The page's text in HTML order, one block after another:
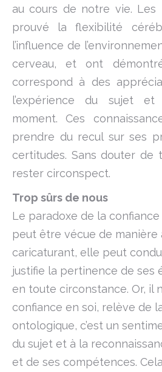
au cours de notre vie. Les
prouvé la flexibilité
l’influence de
cerveau, et ont
correspond à des
l’expérience du sujet
moment. Ces
prendre du recul sur ses
certitudes. Sans douter de
rester circonspect.
Trop sûrs de nous
Le paradoxe de la confiance
peut être vécue de manière
caricaturant, elle peut
justifie la pertinence de ses
en toute circonstance. Or, il
confiance en soi, relève de
ontologique, c’est un
du sujet et à la
et de ses compétences.